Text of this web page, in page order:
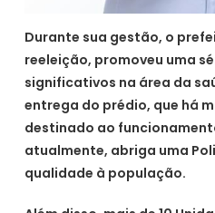
Durante sua gestão, o
reeleição, promoveu uma
significativos na área da
entrega do prédio, que há
destinado ao
atualmente, abriga uma
qualidade à população.